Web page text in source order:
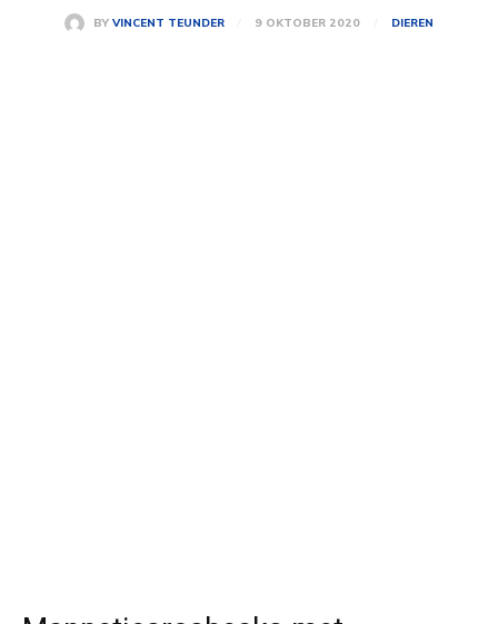
BY VINCENT TEUNDER 9 OKTOBER 2020 DIEREN